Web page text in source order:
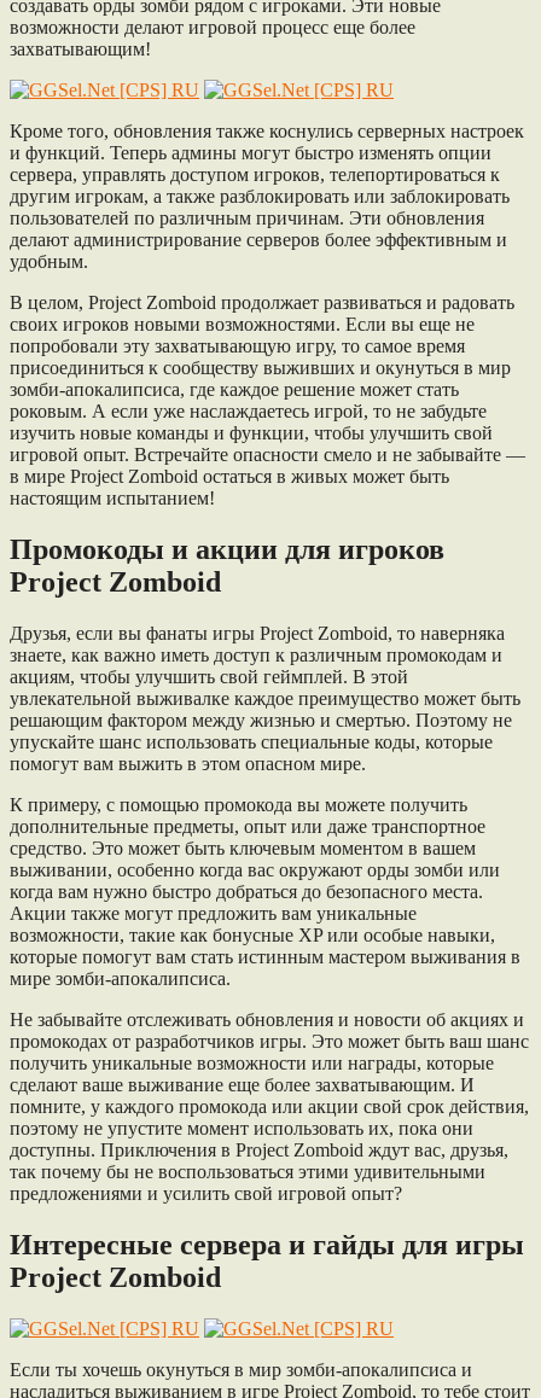
создавать орды зомби рядом с игроками. Эти новые
возможности делают игровой процесс еще более
захватывающим!
Кроме того, обновления также коснулись серверных настроек
и функций. Теперь админы могут быстро изменять опции
сервера, управлять доступом игроков, телепортироваться к
другим игрокам, а также разблокировать или заблокировать
пользователей по различным причинам. Эти обновления
делают администрирование серверов более эффективным и
удобным.
В целом, Project Zomboid продолжает развиваться и радовать
своих игроков новыми возможностями. Если вы еще не
попробовали эту захватывающую игру, то самое время
присоединиться к сообществу выживших и окунуться в мир
зомби-апокалипсиса, где каждое решение может стать
роковым. А если уже наслаждаетесь игрой, то не забудьте
изучить новые команды и функции, чтобы улучшить свой
игровой опыт. Встречайте опасности смело и не забывайте —
в мире Project Zomboid остаться в живых может быть
настоящим испытанием!
Промокоды и акции для игроков
Project Zomboid
Друзья, если вы фанаты игры Project Zomboid, то наверняка
знаете, как важно иметь доступ к различным промокодам и
акциям, чтобы улучшить свой геймплей. В этой
увлекательной выживалке каждое преимущество может быть
решающим фактором между жизнью и смертью. Поэтому не
упускайте шанс использовать специальные коды, которые
помогут вам выжить в этом опасном мире.
К примеру, с помощью промокода вы можете получить
дополнительные предметы, опыт или даже транспортное
средство. Это может быть ключевым моментом в вашем
выживании, особенно когда вас окружают орды зомби или
когда вам нужно быстро добраться до безопасного места.
Акции также могут предложить вам уникальные
возможности, такие как бонусные XP или особые навыки,
которые помогут вам стать истинным мастером выживания в
мире зомби-апокалипсиса.
Не забывайте отслеживать обновления и новости об акциях и
промокодах от разработчиков игры. Это может быть ваш шанс
получить уникальные возможности или награды, которые
сделают ваше выживание еще более захватывающим. И
помните, у каждого промокода или акции свой срок действия,
поэтому не упустите момент использовать их, пока они
доступны. Приключения в Project Zomboid ждут вас, друзья,
так почему бы не воспользоваться этими удивительными
предложениями и усилить свой игровой опыт?
Интересные сервера и гайды для игры
Project Zomboid
Если ты хочешь окунуться в мир зомби-апокалипсиса и
насладиться выживанием в игре Project Zomboid, то тебе стоит